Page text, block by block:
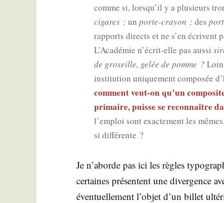
comme si, lorsqu’il y a plu­sieurs
cigares ; un porte-crayon ; des
rap­ports directs et ne s’en écrivent
L’Académie n’écrit-elle pas aus­si
de gro­seille, gelée de pomme ? Loin
ins­ti­tu­tion uni­que­ment com­po­sée
com­ment veut-on qu’un
pri­maire, puisse se recon­naître
l’emploi sont exac­te­ment les
si différente ?
Je n’aborde pas ici les règles
cer­taines pré­sentent une diver­gence
éven­tuel­le­ment l’objet d’un billet